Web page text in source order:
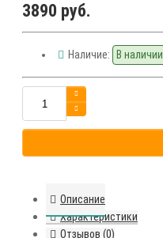
3890 руб.
Наличие: В наличии
Описание
Характеристики
Отзывов (0)